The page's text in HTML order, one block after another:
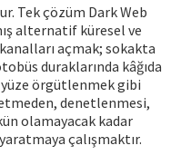
Tek çözüm Dark Web
alternatif küresel ve
açmak; sokakta
duraklarında kâğıda
yüze örgütlenmek gibi
denetlenmesi,
olamayacak kadar
çalışmaktır.